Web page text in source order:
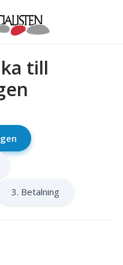
till
3. Betalning